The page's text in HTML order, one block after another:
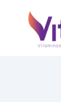
Contenido